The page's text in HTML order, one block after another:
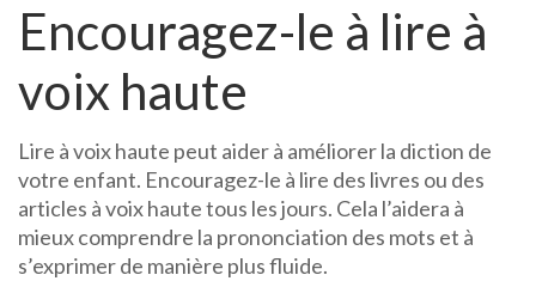
Encouragez-le à lire à
voix haute
Lire à voix haute peut aider à améliorer la diction de
votre enfant. Encouragez-le à lire des livres ou des
articles à voix haute tous les jours. Cela l’aidera à
mieux comprendre la prononciation des mots et à
s’exprimer de manière plus fluide.